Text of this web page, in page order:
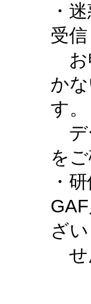
・
受
お
か
す。
デ
を
・
ざい
せ